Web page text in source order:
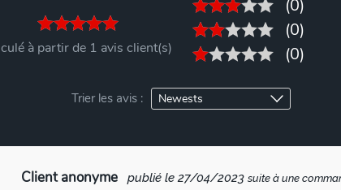
à partir de 1 avis client(s)
(0)
(0)
(0)
Trier les avis :
Client anonyme publié le 27/04/2023 suite à une